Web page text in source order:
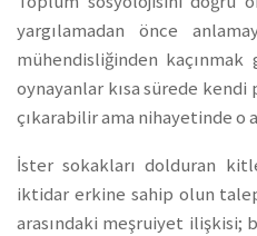
yargılamadan önce
mühendisliğinden
oynayanlar kısa sürede
çıkarabilir ama nihayetinde o
İster sokakları dolduran
iktidar erkine sahip olun
arasındaki meşruiyet ilişkisi;